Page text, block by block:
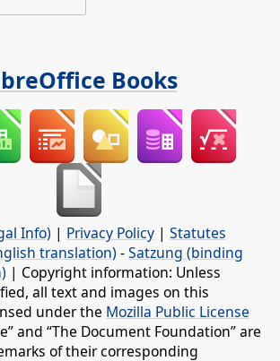
Books
Info) | Privacy Policy | Statutes
translation) -Satzung (binding
| Copyright information: Unless
all text and images on this
under the Mozilla Public License
and “The Document Foundation” are
of their corresponding